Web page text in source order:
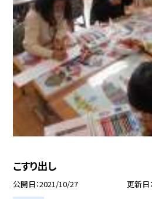
こすり出し
公開日 2021/10/27 更新日